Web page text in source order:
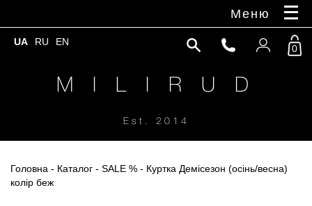
Меню
UA RU EN
M I L I R U D
Est. 2014
0
Головна - Каталог - SALE % - Куртка Демісезон (осінь/весна)
колір беж